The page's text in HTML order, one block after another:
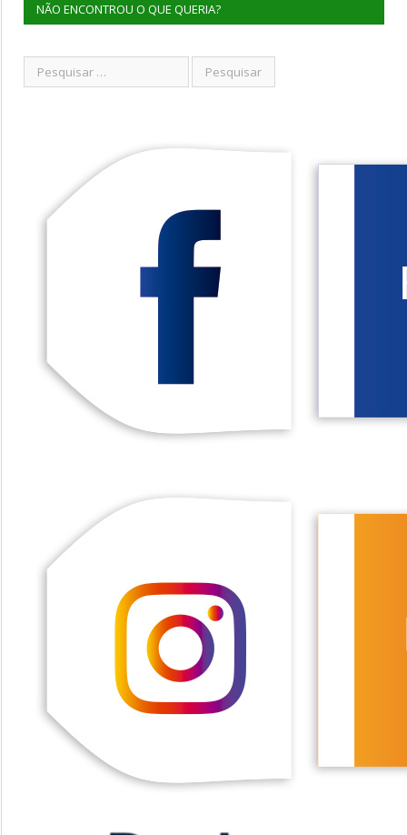
NÃO ENCONTROU O QUE QUERIA?